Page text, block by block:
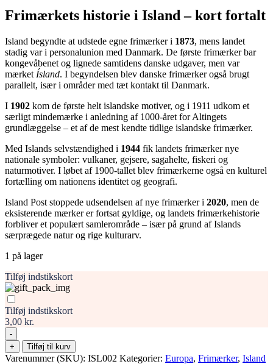
Frimærkets historie i Island – kort fortalt
Island begyndte at udstede egne frimærker i 1873, mens landet
stadig var i personalunion med Danmark. De første frimærker bar
kongevåbenet og lignede samtidens danske udgaver, men var
mærket Ísland. I begyndelsen blev danske frimærker også brugt
parallelt, især i områder med tæt kontakt til Danmark.
I 1902 kom de første helt islandske motiver, og i 1911 udkom et
særligt mindemærke i anledning af 1000-året for Altingets
grundlæggelse – et af de mest kendte tidlige islandske frimærker.
Med Islands selvstændighed i 1944 fik landets frimærker nye
nationale symboler: vulkaner, gejsere, sagahelte, fiskeri og
naturmotiver. I løbet af 1900-tallet blev frimærkerne også en kulturel
fortælling om nationens identitet og geografi.
Island Post stoppede udsendelsen af nye frimærker i 2020, men de
eksisterende mærker er fortsat gyldige, og landets frimærkehistorie
forbliver et populært samlerområde – især på grund af Islands
særprægede natur og rige kulturarv.
1 på lager
Tilføj indstikskort
Tilføj indstikskort
3,00 kr.
-
Island
Frimærker
+ Tilføj til kurv
Varenummer (SKU): ISL002 Kategorier: Europa, Frimærker, Island